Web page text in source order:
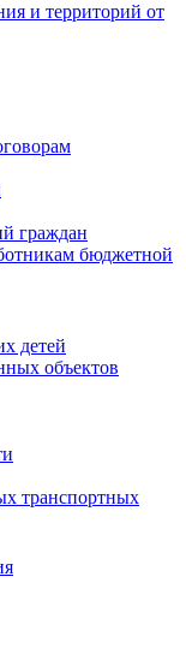
и территорий от
граждан
бюджетной
детей
объектов
транспортных